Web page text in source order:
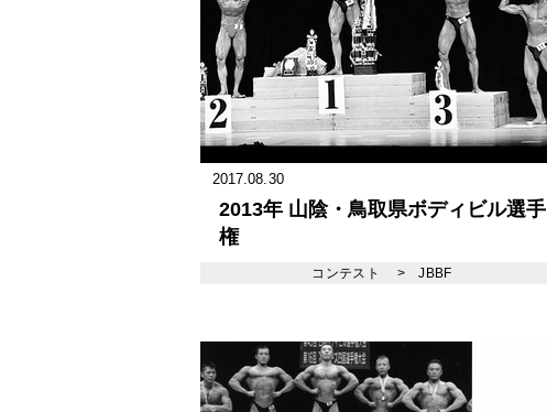
2017.08.30
2013年 山陰・鳥取県ボディビル選手
権
コンテスト >JBBF